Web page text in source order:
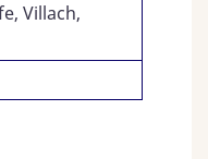
Villach,